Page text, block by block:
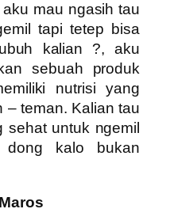
mau ngasih tau
tapi tetep bisa
kalian ?, aku
sebuah produk
nutrisi yang
– teman. Kalian tau
untuk ngemil
dong kalo bukan